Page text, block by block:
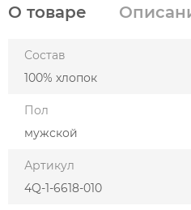
О товаре
Состав
100% хлопок
Пол
мужской
Артикул
4Q-1-6618-010